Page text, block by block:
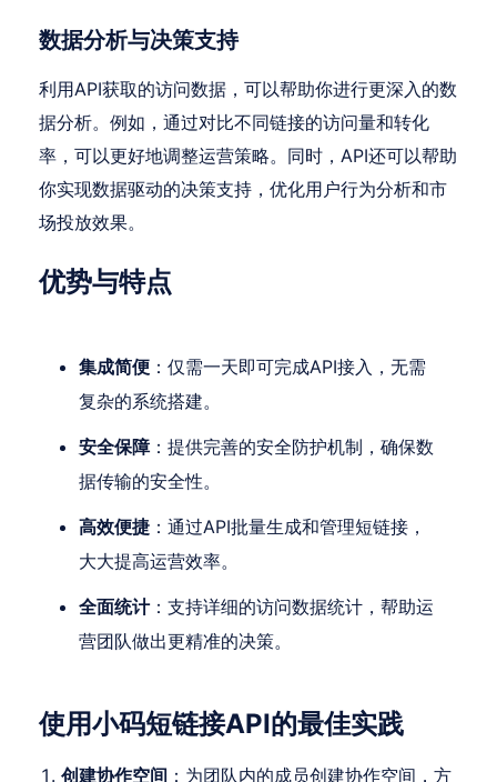
数据分析与决策支持
利用API获取的访问数据，可以帮助你进行更深入的数
据分析。例如，通过对比不同链接的访问量和转化
率，可以更好地调整运营策略。同时，API还可以帮助
你实现数据驱动的决策支持，优化用户行为分析和市
场投放效果。
优势与特点
集成简便 ：仅需一天即可完成API接入，无需
复杂的系统搭建。
安全保障：提供完善的安全防护机制，确保数
据传输的安全性。
高效便捷 ：通过API批量生成和管理短链接，
大大提高运营效率。
全面统计：支持详细的访问数据统计，帮助运
营团队做出更精准的决策。
使用小码短链接API的最佳实践
创建协作空间 ：为团队内的成员创建协作空间，方